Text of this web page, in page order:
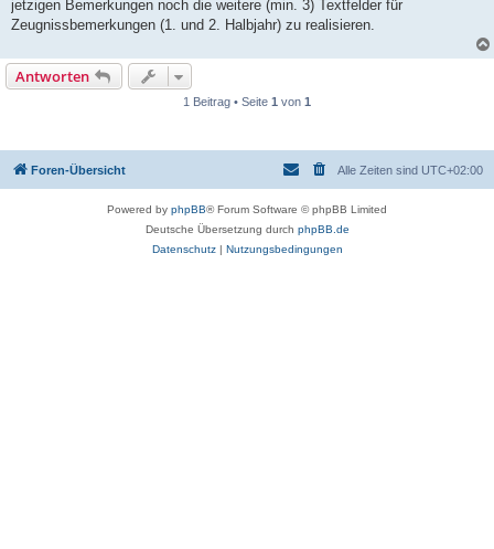
jetzigen Bemerkungen noch die weitere (min. 3) Textfelder für
Zeugnissbemerkungen (1. und 2. Halbjahr) zu realisieren.
Antworten
1 Beitrag • Seite 1 von 1
Foren-Übersicht Alle Zeiten sind UTC+02:00
Powered by phpBB® Forum Software © phpBB Limited
Deutsche Übersetzung durch phpBB.de
Datenschutz| Nutzungsbedingungen